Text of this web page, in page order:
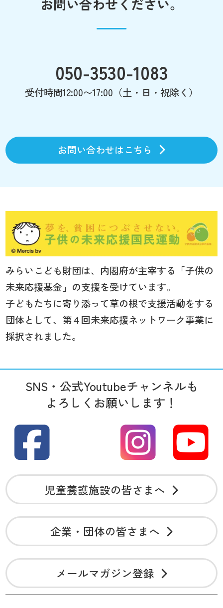
お問い合わせください。
050-3530-1083
受付時間12:00〜17:00（土・日・祝除く）
お問い合わせはこちら
みらいこども財団は、内閣府が主宰する「子供の
未来応援基金」の支援を受けています。
子どもたちに寄り添って草の根で支援活動をする
団体として、第４回未来応援ネットワーク事業に
採択されました。
SNS・公式Youtubeチャンネルも
よろしくお願いします！
児童養護施設の皆さまへ
企業・団体の皆さまへ
メールマガジン登録